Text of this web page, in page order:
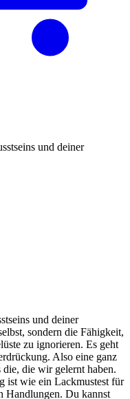
und deiner
und deiner
sondern die Fähigkeit,
zu ignorieren. Es geht
Also eine ganz
die, die wir gelernt haben.
ist wie ein Lackmustest für
Handlungen. Du kannst